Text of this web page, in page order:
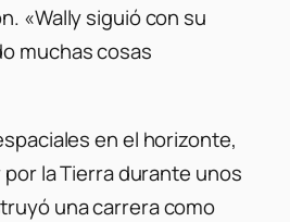
«Wally siguió con su
muchas cosas
en el horizonte,
la Tierra durante unos
una carrera como